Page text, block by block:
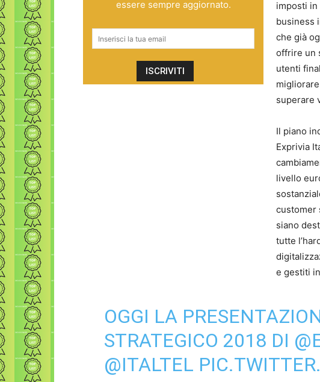
essere sempre aggiornato.
imposti in
business
che già
offrire un
utenti
superare
Il piano
Exprivia
livello
customer
siano
tutte
e gestiti
OGGI LA
STRATEGICO 2018 DI
@ITALTEL